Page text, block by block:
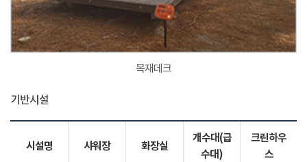
목재데크
기반시설
시설명 샤워장 화장실
개수대(급
수대)
크린하우
스